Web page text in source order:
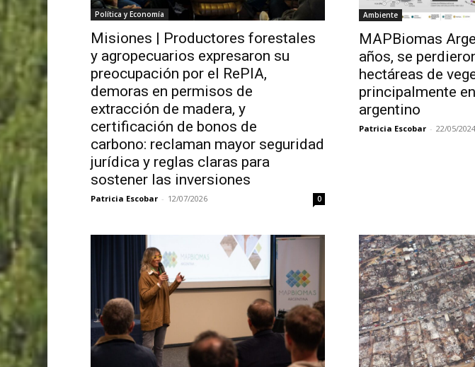
Política y Economía
Misiones | Productores forestales
y agropecuarios expresaron su
preocupación por el RePIA,
demoras en permisos de
extracción de madera, y
certificación de bonos de
carbono: reclaman mayor seguridad
jurídica y reglas claras para
sostener las inversiones
Patricia Escobar - 12/07/2026 0
Ambiente
MAPBiomas
años, se
hectáreas de
principalmente
argentino
Patricia Escobar - 22/05/2024